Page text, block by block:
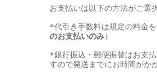
お支払いは以下の方法がご選
*代引き手数料は規定の料金
のお支払いのみ）
*銀行振込・郵便振替はお支
すので発送までにお時間がか